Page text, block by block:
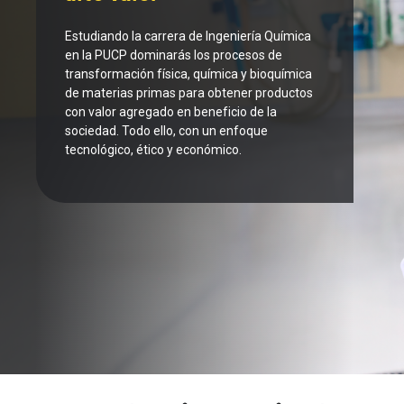
Estudiando la carrera de Ingeniería Química
en la PUCP dominarás los procesos de
transformación física, química y bioquímica
de materias primas para obtener productos
con valor agregado en beneficio de la
sociedad. Todo ello, con un enfoque
tecnológico, ético y económico.